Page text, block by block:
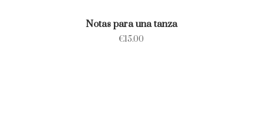
Notas para una tanza
€15.00